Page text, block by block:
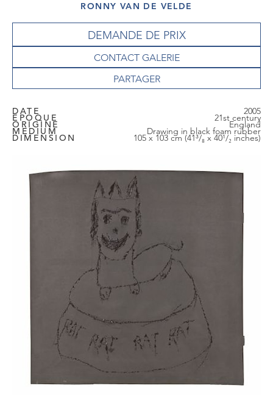
RONNY VAN DE VELDE
DEMANDE DE PRIX
CONTACT GALERIE
DATE 2005
EPOQUE 21st century
ORIGINE England
MEDIUM Drawing in black foam rubber
DIMENSION 105 x 103 cm (41³/₈ x 40¹/₂ inches)